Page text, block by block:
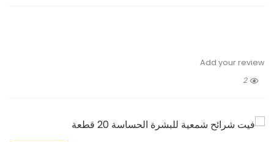
Add your review
2